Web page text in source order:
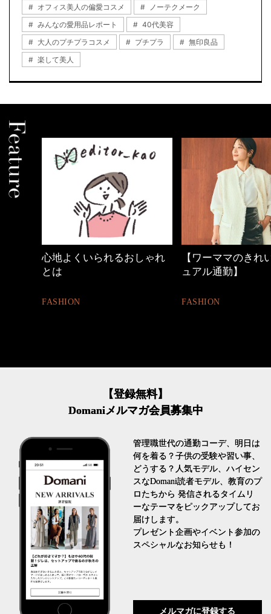
オフィス美人の偏愛コスメ
ノーテクメーク
みんなの愛用品レポート
40代美容
大人のプチプラコスメ
プチプラ
無印良品
楽して美人
心地よくいられるおしゃれ
とは
FASHION
【ワーママのきれ
ュアル通勤】
FASHION
【登録無料】
Domaniメルマガ会員募集中
管理職世代の通勤コーデ、明日は
何を着る？子供の受験や習い事、
どうする？人気モデル、ハイセン
スなDomani読者モデル、教育のプ
ロたちから 発信されるタイムリ
ーなテーマをピックアップしてお
届けします。
プレゼント企画やイベント参加の
スペシャルなお知らせも！
メルマガに登録する